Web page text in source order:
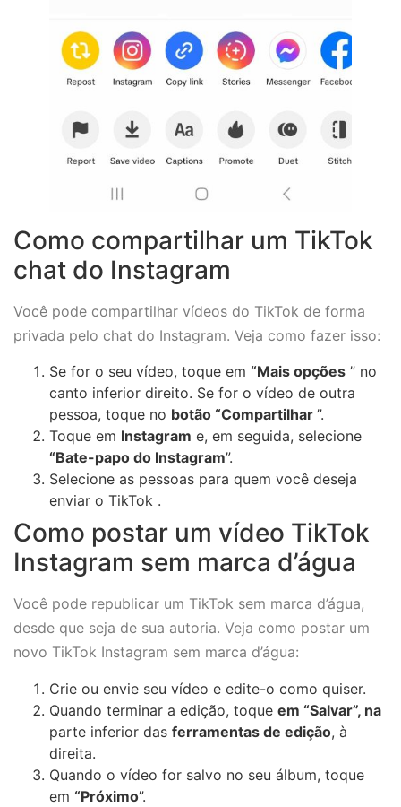
Como compartilhar um TikTok
chat do Instagram
Você pode compartilhar vídeos do TikTok de forma
privada pelo chat do Instagram. Veja como fazer isso:
Se for o seu vídeo, toque em “Mais opções ” no
canto inferior direito. Se for o vídeo de outra
pessoa, toque no botão “Compartilhar ”.
Toque em Instagram e, em seguida, selecione
“Bate-papo do Instagram”.
Selecione as pessoas para quem você deseja
enviar o TikTok .
Como postar um vídeo TikTok
Instagram sem marca d’água
Você pode republicar um TikTok sem marca d’água,
desde que seja de sua autoria. Veja como postar um
novo TikTok Instagram sem marca d’água:
Crie ou envie seu vídeo e edite-o como quiser.
Quando terminar a edição, toque em “Salvar”, na
parte inferior das ferramentas de edição, à
direita.
Quando o vídeo for salvo no seu álbum, toque
em “Próximo”.